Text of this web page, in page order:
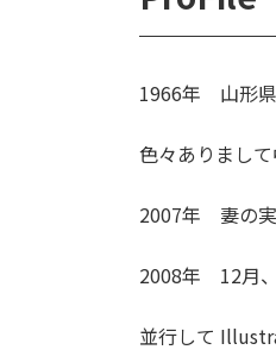
1966年 山形
色々ありまし
2007年 妻の実
2008年 12月
並行して